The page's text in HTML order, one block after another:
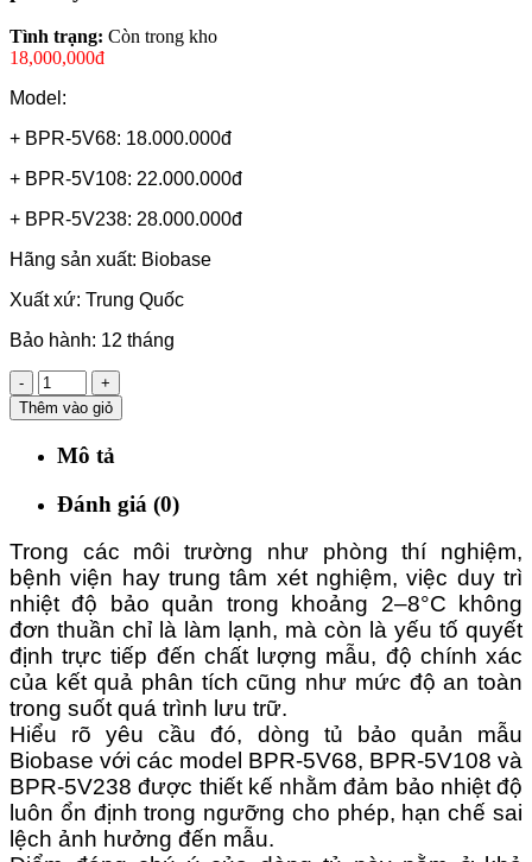
Tình trạng: Còn trong kho
18,000,000đ
Model:
+ BPR-5V68: 18.000.000đ
+ BPR-5V108: 22.000.000đ
+ BPR-5V238: 28.000.000đ
Hãng sản xuất: Biobase
Xuất xứ: Trung Quốc
Bảo hành: 12 tháng
-
+
Thêm vào giỏ
Mô tả
Đánh giá (0)
Trong các môi trường như phòng thí nghiệm,
bệnh viện hay trung tâm xét nghiệm, việc duy trì
nhiệt độ bảo quản trong khoảng 2–8°C không
đơn thuần chỉ là làm lạnh, mà còn là yếu tố quyết
định trực tiếp đến chất lượng mẫu, độ chính xác
của kết quả phân tích cũng như mức độ an toàn
trong suốt quá trình lưu trữ.
Hiểu rõ yêu cầu đó, dòng tủ bảo quản mẫu
Biobase với các model BPR-5V68, BPR-5V108 và
BPR-5V238 được thiết kế nhằm đảm bảo nhiệt độ
luôn ổn định trong ngưỡng cho phép, hạn chế sai
lệch ảnh hưởng đến mẫu.